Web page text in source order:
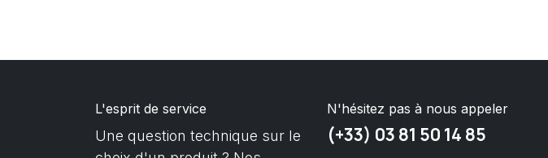
L'esprit de service
Une question technique sur le
N'hésitez pas à nous appeler
(+33) 03 81 50 14 85